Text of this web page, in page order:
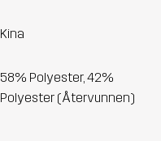
Kina
58% Polyester, 42%
Polyester (Återvunnen)